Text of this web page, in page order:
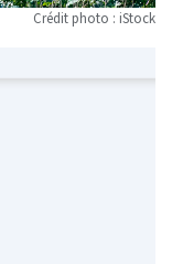
Crédit photo : iStock